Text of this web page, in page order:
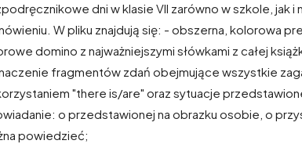
dni w klasie VII zarówno w szkole, jak
W pliku znajdują się: - obszerna, kolorowa
domino z najważniejszymi słówkami z całej
fragmentów zdań obejmujące wszystkie
"there is/are" oraz sytuacje
o przedstawionej na obrazku osobie, o
powiedzieć;